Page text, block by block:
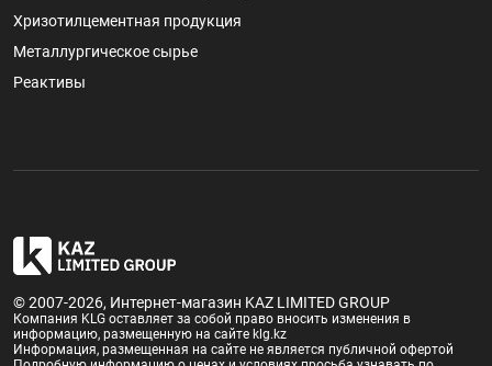
Хризотилцементная продукция
Металлургическое сырье
Реактивы
© 2007-2026, Интернет-магазин KAZ LIMITED GROUP
Компания KLG оставляет за собой право вносить изменения в
информацию, размещенную на сайте klg.kz
Информация, размещенная на сайте не является публичной офертой